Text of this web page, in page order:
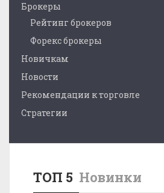
Брокеры
Рейтинг брокеров
Форекс брокеры
Новичкам
Новости
Рекомендации к торговле
Стратегии
ТОП 5 Новинки